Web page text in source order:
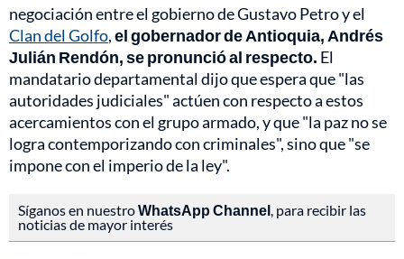
negociación entre el gobierno de Gustavo Petro y el
Clan del Golfo,el gobernador de Antioquia, Andrés
Julián Rendón, se pronunció al respecto. El
mandatario departamental dijo que espera que "las
autoridades judiciales" actúen con respecto a estos
acercamientos con el grupo armado, y que "la paz no se
logra contemporizando con criminales", sino que "se
impone con el imperio de la ley".
Síganos en nuestroWhatsApp Channel , para recibir las
noticias de mayor interés